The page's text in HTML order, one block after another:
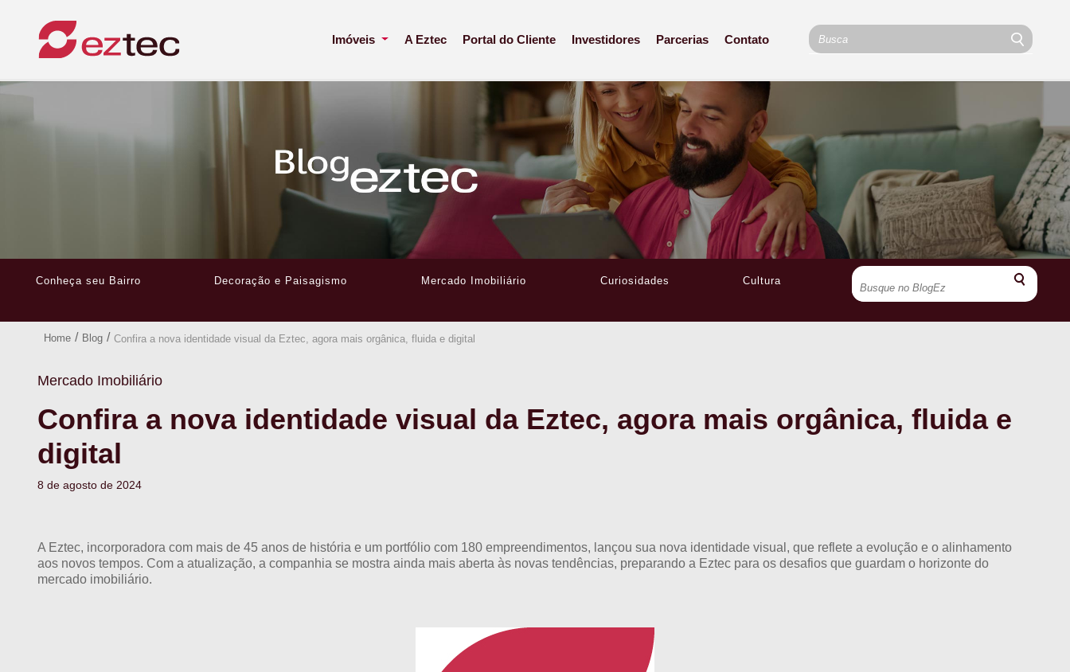
Imóveis A Eztec Portal do Cliente Investidores Parcerias Contato
Conheça seu Bairro Decoração e Paisagismo Mercado Imobiliário Curiosidades Cultura
Home / Blog / Confira a nova identidade visual da Eztec, agora mais orgânica, fluida e digital
Mercado Imobiliário
Confira a nova identidade visual da Eztec, agora mais orgânica, fluida e
digital
8 de agosto de 2024
A Eztec, incorporadora com mais de 45 anos de história e um portfólio com 180 empreendimentos, lançou sua nova identidade visual, que reflete a evolução e o alinhamento
aos novos tempos. Com a atualização, a companhia se mostra ainda mais aberta às novas tendências, preparando a Eztec para os desafios que guardam o horizonte do
mercado imobiliário.